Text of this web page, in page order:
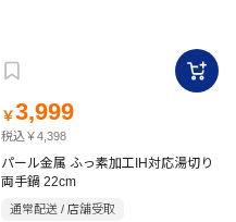
￥3,999
税込￥4,398
パール金属 ふっ素加工IH対応湯切り
両手鍋 22cm
通常配送 / 店舗受取